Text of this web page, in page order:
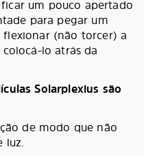
um pouco apertado
para pegar um
(não torcer) a
lo atrás da
Solarplexius são
de modo que não
luz.